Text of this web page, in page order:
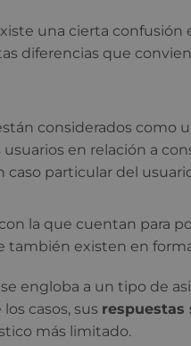
una cierta
diferencias que
considerados como
en relación a
particular del
con la que cuentan para
también existen en
se engloba a un tipo de
casos, sus respuestas
más limitado.